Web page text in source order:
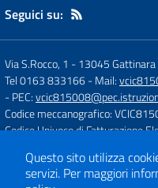
Seguici su:
Via S.Rocco, 1 -13045 Gattinara
Tel 0163 833166- Mail:
- PEC:
Codice meccanografico:
Codice Univoco di Fatturazione
Questo sito utilizza
servizi. Per maggiori